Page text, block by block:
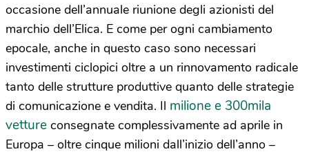
occasione dell’annuale riunione degli azionisti del
marchio dell’Elica. E come per ogni cambiamento
epocale, anche in questo caso sono necessari
investimenti ciclopici oltre a un rinnovamento radicale
tanto delle strutture produttive quanto delle strategie
di comunicazione e vendita. Il milione e 300mila
vetture consegnate complessivamente ad aprile in
Europa – oltre cinque milioni dall’inizio dell’anno –